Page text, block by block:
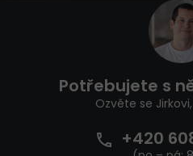
Potřebujete s
Ozvěte se
+420